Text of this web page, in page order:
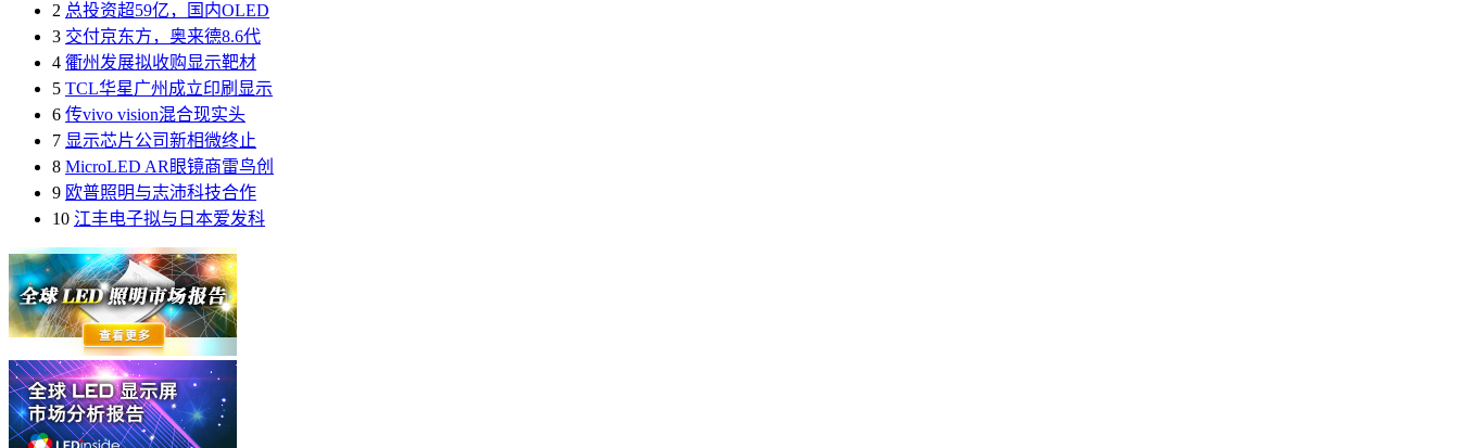
2 总投资超59亿，国内OLED
3 交付京东方，奥来德8.6代
4 衢州发展拟收购显示靶材
5 TCL华星广州成立印刷显示
6 传vivo vision混合现实头
7 显示芯片公司新相微终止
8 MicroLED AR眼镜商雷鸟创
9 欧普照明与志沛科技合作
10 江丰电子拟与日本爱发科